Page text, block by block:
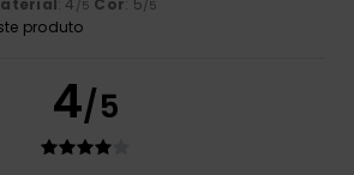
: 4 /5 Cor: 5/5
produto
4/5